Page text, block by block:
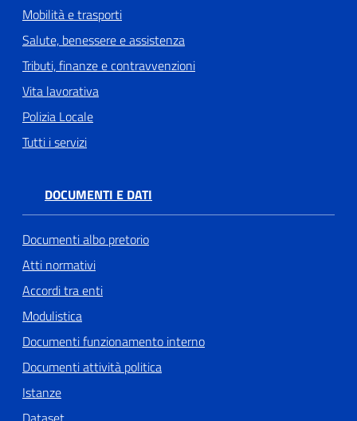
Mobilità e trasporti
Salute, benessere e assistenza
Tributi, finanze e contravvenzioni
Vita lavorativa
Polizia Locale
Tutti i servizi
DOCUMENTI E DATI
Documenti albo pretorio
Atti normativi
Accordi tra enti
Modulistica
Documenti funzionamento interno
Documenti attività politica
Istanze